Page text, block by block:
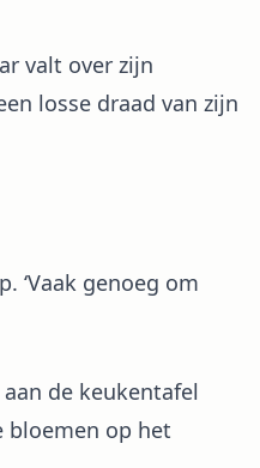
valt over zijn
losse draad van zijn
‘Vaak genoeg om
de keukentafel
bloemen op het